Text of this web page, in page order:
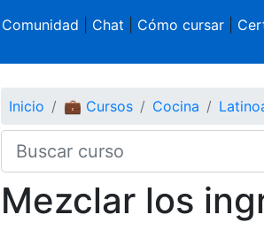
Comunidad Chat Cómo cursar|
Inicio 💼 Cursos Cocina
Mezclar los